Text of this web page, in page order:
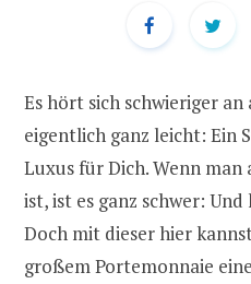
Es hört sich schwieriger an
eigentlich ganz leicht: Ein
Luxus für Dich. Wenn
ist, ist es ganz schwer:
Doch mit dieser hier
großem Portemonnaie